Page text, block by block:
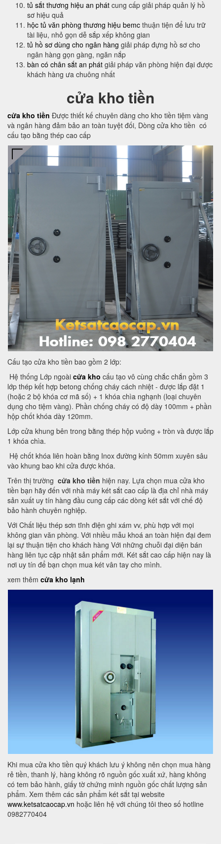
tủ sắt thương hiệu an phát cung cấp giải pháp quản lý hồ
sơ hiệu quả
hộc tủ văn phòng thương hiệu bemc thuận tiện để lưu trữ
tài liệu, nhỏ gọn dễ sắp xếp không gian
tủ hồ sơ dùng cho ngân hàng giải pháp đựng hồ sơ cho
ngân hàng gọn gàng, ngăn nắp
bàn có chân sắt an phát giải pháp văn phòng hiện đại được
khách hàng ưa chuông nhất
cửa kho tiền
cửa kho tiền Được thiết kế chuyên dàng cho kho tiền tiệm vàng
và ngân hàng đảm bảo an toàn tuyệt đối, Dòng cửa kho tiền có
cấu tạo bằng thép cao cấp
Cấu tạo cửa kho tiền bao gồm 2 lớp:
Hệ thống Lớp ngoài cửa kho cấu tạo vô cùng chắc chắn gồm 3
lớp thép kết hợp betong chống cháy cách nhiệt - được lắp đặt 1
(hoặc 2 bộ khóa cơ mã số) + 1 khóa chìa nghạnh (loại chuyên
dụng cho tiệm vàng). Phần chống cháy có độ dày 100mm + phần
hộp chốt khóa dày 120mm.
Lớp cửa khung bên trong bằng thép hộp vuông + tròn và được lắp
1 khóa chìa.
Hệ chốt khóa liên hoàn bằng Inox đường kính 50mm xuyên sâu
vào khung bao khi cửa được khóa.
Trên thị trường cửa kho tiền hiện nay. Lựa chọn mua cửa kho
tiền bạn hãy đến với nhà máy két sắt cao cấp là địa chỉ nhà máy
sản xuất uy tín hàng đầu cung cấp các dòng két sắt với chế độ
bảo hành chuyên nghiệp.
Với Chất liệu thép sơn tĩnh điện ghi xám vv, phù hợp với mọi
không gian văn phòng. Với nhiều mẫu khoá an toàn hiện đại đem
lại sự thuận tiện cho khách hàng Với những chuỗi đại diện bán
hàng liên tục cập nhật sản phẩm mới. Két sắt cao cấp hiện nay là
nơi uy tín để bạn chọn mua két vân tay cho mình.
xem thêm cửa kho lạnh
Khi mua cửa kho tiền quý khách lưu ý không nên chọn mua hàng
rẻ tiền, thanh lý, hàng không rõ nguồn gốc xuất xứ, hàng không
có tem bảo hành, giấy tờ chứng minh nguồn gốc chất lượng sản
phẩm. Xem thêm các sản phẩm két sắt tại website
www.ketsatcaocap.vn hoặc liên hệ với chúng tôi theo số hotline
0982770404